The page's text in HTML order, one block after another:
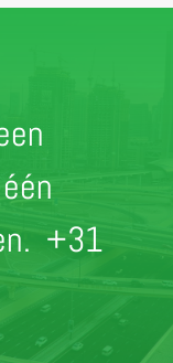
+31